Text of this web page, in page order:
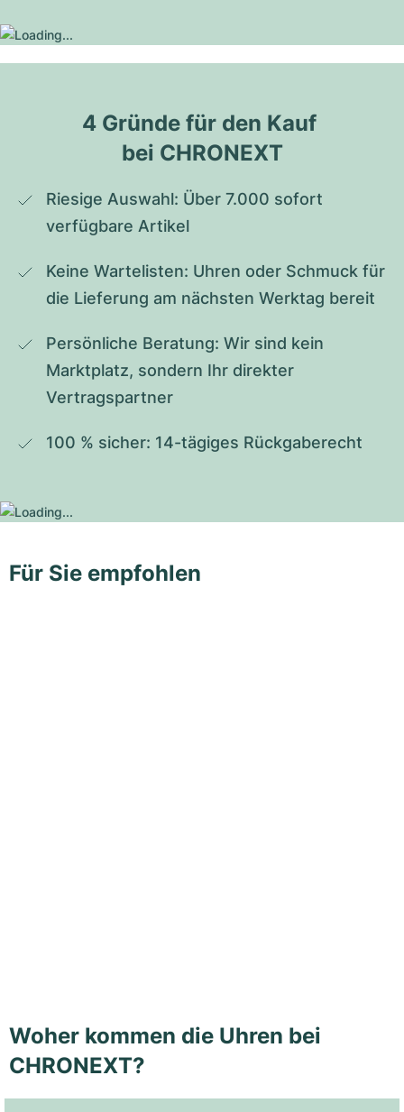
4 Gründe für den Kauf
bei CHRONEXT
Riesige Auswahl: Über 7.000 sofort
verfügbare Artikel
Keine Wartelisten: Uhren oder Schmuck für
die Lieferung am nächsten Werktag bereit
Persönliche Beratung: Wir sind kein
Marktplatz, sondern Ihr direkter
Vertragspartner
100 % sicher: 14-tägiges Rückgaberecht
Für Sie empfohlen
Woher kommen die Uhren bei
CHRONEXT?